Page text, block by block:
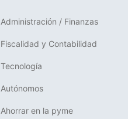
Administración / Finanzas
Fiscalidad y Contabilidad
Tecnología
Autónomos
Ahorrar en la pyme